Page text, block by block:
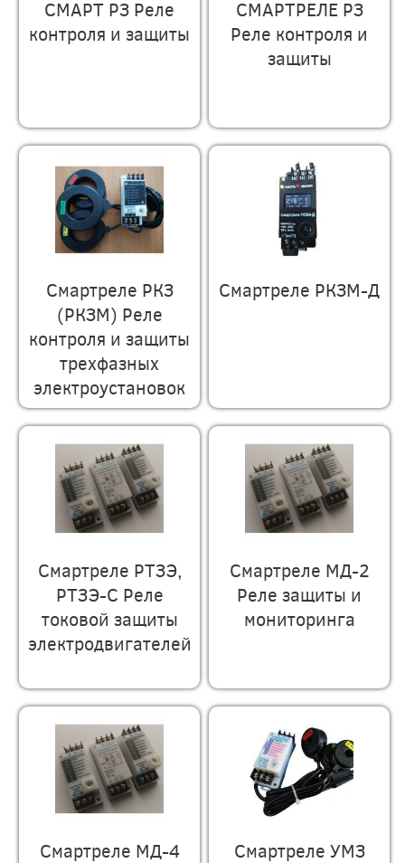
СМАРТ РЗ Реле
контроля и защиты
СМАРТРЕЛЕ РЗ
Реле контроля и
защиты
Смартреле РКЗ
(РКЗМ) Реле
контроля и защиты
трехфазных
электроустановок
Смартреле РКЗМ-Д
Смартреле РТЗЭ,
РТЗЭ-С Реле
токовой защиты
электродвигателей
Смартреле МД-2
Реле защиты и
мониторинга
Смартреле МД-4
Смартреле УМЗ